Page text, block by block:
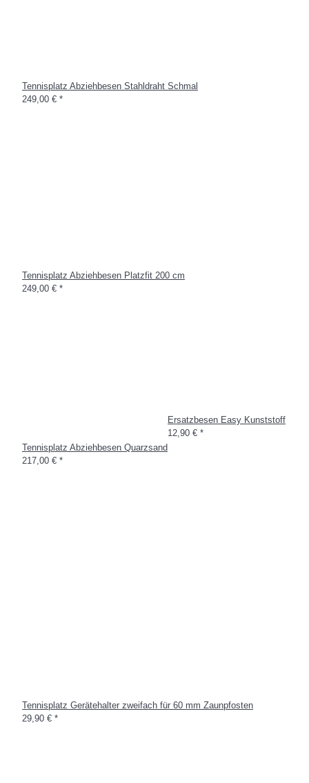
Tennisplatz Abziehbesen Stahldraht Schmal
249,00 € *
Tennisplatz Abziehbesen Platzfit 200 cm
249,00 € *
Tennisplatz Abziehbesen Quarzsand
217,00 € *
Ersatzbesen Easy Kunststoff
12,90 € *
Tennisplatz Gerätehalter zweifach für 60 mm Zaunpfosten
29,90 € *